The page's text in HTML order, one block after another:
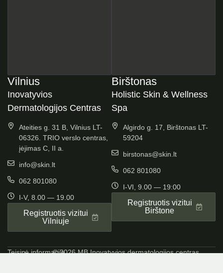
Vilnius
Inovatyvios
Dermatologijos Centras
Ateities g. 31 B, Vilnius LT-
06326. TRIO verslo centras,
įėjimas C, II a.
info@skin.lt
062 801080
I-V, 8.00 — 19.00
Registruotis vizitui
Vilniuje
Birštonas
Holistic Skin & Wellness
Spa
Algirdo g. 17, Birštonas LT-
59204
birstonas@skin.lt
062 801080
I-VI, 9.00 — 19:00
Registruotis vizitui
Birštone
Teisinė informacija© 2026 MB Inovatyvios dermatologijos centras.